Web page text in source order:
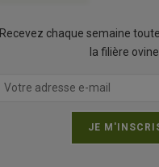
Recevez chaque semaine
la filière ovine.